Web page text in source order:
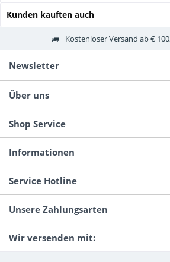
Kunden kauften auch
Kostenloser Versand ab €
Newsletter
Über uns
Shop Service
Informationen
Service Hotline
Unsere Zahlungsarten
Wir versenden mit: